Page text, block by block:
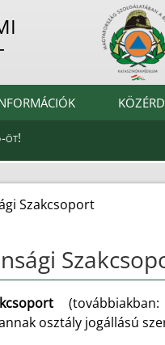
öt!
Szakcsoport
osztály jogállású